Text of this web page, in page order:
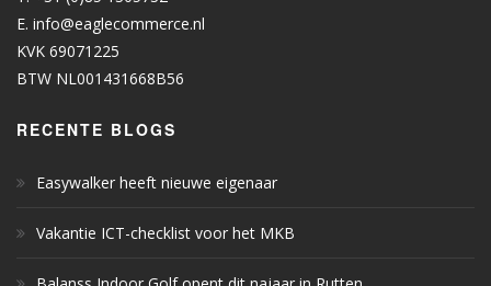
E. info@eaglecommerce.nl
KVK 69071225
BTW NL001431668B56
RECENTE BLOGS
Easywalker heeft nieuwe eigenaar
Vakantie ICT-checklist voor het MKB